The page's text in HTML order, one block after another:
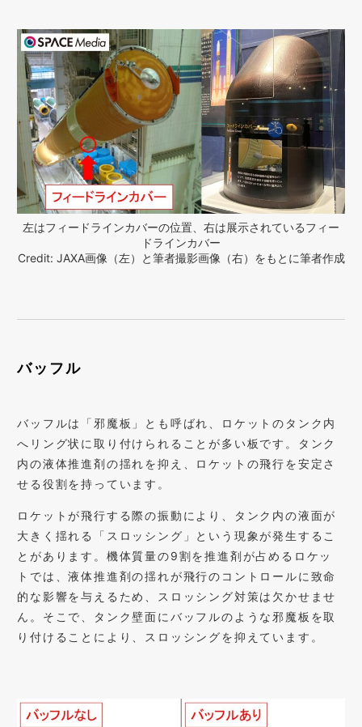
左はフィードラインカバーの位置、右は展示されているフィー
ドラインカバー
Credit: JAXA画像（左）と筆者撮影画像（右）をもとに筆者作成
バッフル
バッフルは「邪魔板」とも呼ばれ、ロケットのタンク内
へリング状に取り付けられることが多い板です。タンク
内の液体推進剤の揺れを抑え、ロケットの飛行を安定さ
せる役割を持っています。
ロケットが飛行する際の振動により、タンク内の液面が
大きく揺れる「スロッシング」という現象が発生するこ
とがあります。機体質量の9割を推進剤が占めるロケッ
トでは、液体推進剤の揺れが飛行のコントロールに致命
的な影響を与えるため、スロッシング対策は欠かせませ
ん。そこで、タンク壁面にバッフルのような邪魔板を取
り付けることにより、スロッシングを抑えています。